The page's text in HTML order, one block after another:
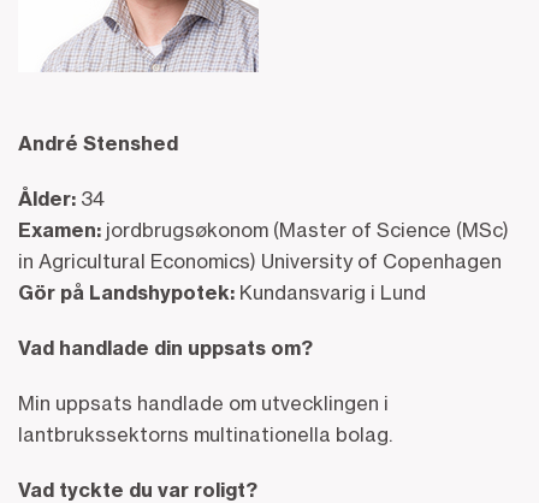
André Stenshed
Ålder: 34
Examen: jordbrugsøkonom (Master of Science (MSc)
in Agricultural Economics) University of Copenhagen
Gör på Landshypotek: Kundansvarig i Lund
Vad handlade din uppsats om?
Min uppsats handlade om utvecklingen i
lantbrukssektorns multinationella bolag.
Vad tyckte du var roligt?